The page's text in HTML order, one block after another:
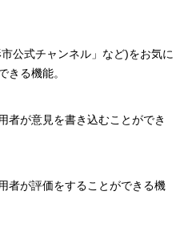
公式チャンネル」など)をお気に
きる機能。
者が意見を書き込むことができ
者が評価をすることができる機